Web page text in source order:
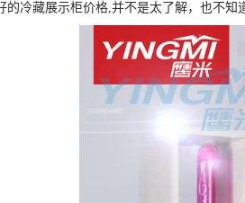
的冷藏展示柜价格,并不是太了解，也不知